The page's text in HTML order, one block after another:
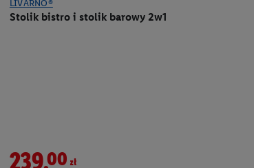
LIVARNO®
Stolik bistro i stolik barowy 2w1
239,00zł